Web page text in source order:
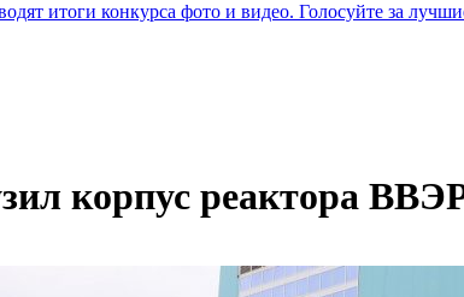
итоги конкурса фото и видео. Голосуйте за
корпус реактора